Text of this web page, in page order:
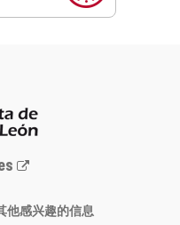
他感兴趣的信息